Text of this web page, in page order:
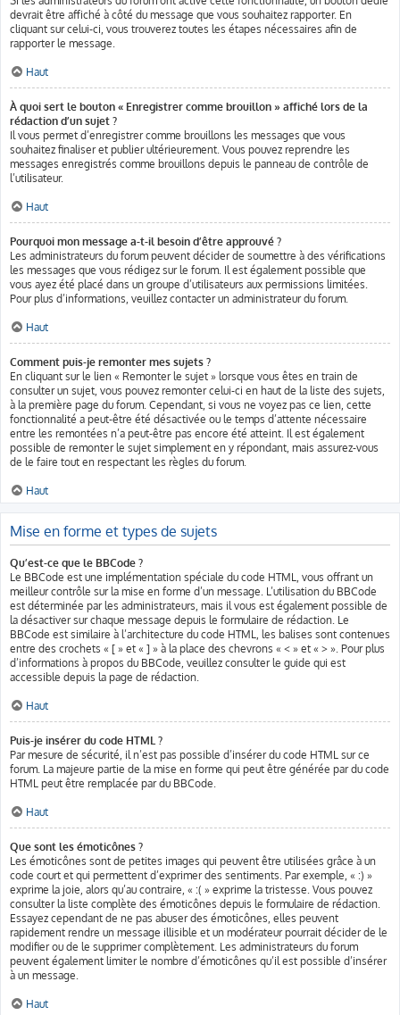
devrait être affiché à côté du message que vous souhaitez rapporter. En
cliquant sur celui-ci, vous trouverez toutes les étapes nécessaires afin de
rapporter le message.
Haut
À quoi sert le bouton « Enregistrer comme brouillon » affiché lors de la
rédaction d’un sujet ?
Il vous permet d’enregistrer comme brouillons les messages que vous
souhaitez finaliser et publier ultérieurement. Vous pouvez reprendre les
messages enregistrés comme brouillons depuis le panneau de contrôle de
l’utilisateur.
Haut
Pourquoi mon message a-t-il besoin d’être approuvé ?
Les administrateurs du forum peuvent décider de soumettre à des vérifications
les messages que vous rédigez sur le forum. Il est également possible que
vous ayez été placé dans un groupe d’utilisateurs aux permissions limitées.
Pour plus d’informations, veuillez contacter un administrateur du forum.
Haut
Comment puis-je remonter mes sujets ?
En cliquant sur le lien « Remonter le sujet » lorsque vous êtes en train de
consulter un sujet, vous pouvez remonter celui-ci en haut de la liste des sujets,
à la première page du forum. Cependant, si vous ne voyez pas ce lien, cette
fonctionnalité a peut-être été désactivée ou le temps d’attente nécessaire
entre les remontées n’a peut-être pas encore été atteint. Il est également
possible de remonter le sujet simplement en y répondant, mais assurez-vous
de le faire tout en respectant les règles du forum.
Haut
Mise en forme et types de sujets
Qu’est-ce que le BBCode ?
Le BBCode est une implémentation spéciale du code HTML, vous offrant un
meilleur contrôle sur la mise en forme d’un message. L’utilisation du BBCode
est déterminée par les administrateurs, mais il vous est également possible de
la désactiver sur chaque message depuis le formulaire de rédaction. Le
BBCode est similaire à l’architecture du code HTML, les balises sont contenues
entre des crochets « [ » et « ] » à la place des chevrons « < » et « > ». Pour plus
d’informations à propos du BBCode, veuillez consulter le guide qui est
accessible depuis la page de rédaction.
Haut
Puis-je insérer du code HTML ?
Par mesure de sécurité, il n’est pas possible d’insérer du code HTML sur ce
forum. La majeure partie de la mise en forme qui peut être générée par du code
HTML peut être remplacée par du BBCode.
Haut
Que sont les émoticônes ?
Les émoticônes sont de petites images qui peuvent être utilisées grâce à un
code court et qui permettent d’exprimer des sentiments. Par exemple, « :) »
exprime la joie, alors qu’au contraire, « :( » exprime la tristesse. Vous pouvez
consulter la liste complète des émoticônes depuis le formulaire de rédaction.
Essayez cependant de ne pas abuser des émoticônes, elles peuvent
rapidement rendre un message illisible et un modérateur pourrait décider de le
modifier ou de le supprimer complètement. Les administrateurs du forum
peuvent également limiter le nombre d’émoticônes qu’il est possible d’insérer
à un message.
Haut